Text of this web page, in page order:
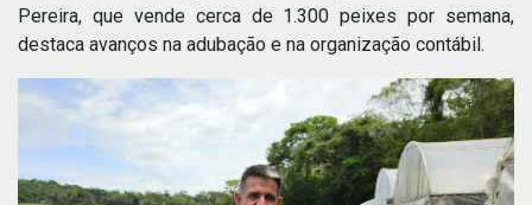
Pereira, que vende cerca de 1.300 peixes por semana,
destaca avanços na adubação e na organização contábil.